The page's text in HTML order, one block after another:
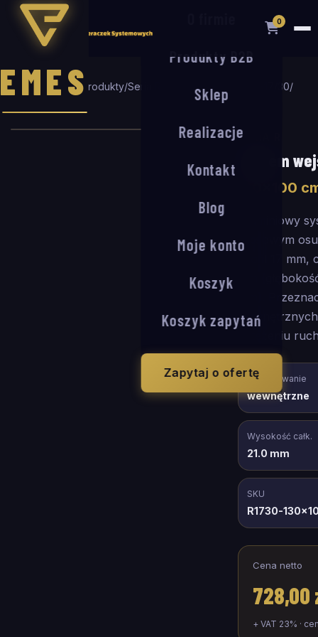
EMES
0
Produkty B2B
Sklep
Realizacje
Kontakt
Blog
Moje konto
Koszyk
Koszyk zapytań
Zapytaj o ofertę
Strona główna /Produkty/Seria R System wejściowy R-17/30/
SERIA R
System
100
Aluminiowy
rypsowym
Profil 17 mm,
mm
mm).
natężeniu
Zastosowanie
wewnętrzne
Wysokość całk.
21.0 mm
SKU
R1730-
Cena netto
728,00
+ VAT 23% ·